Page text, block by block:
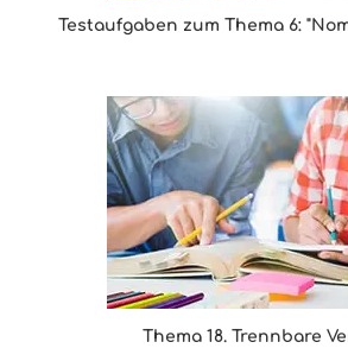
Testaufgaben zum Thema 6:
Thema 18. Trennbare